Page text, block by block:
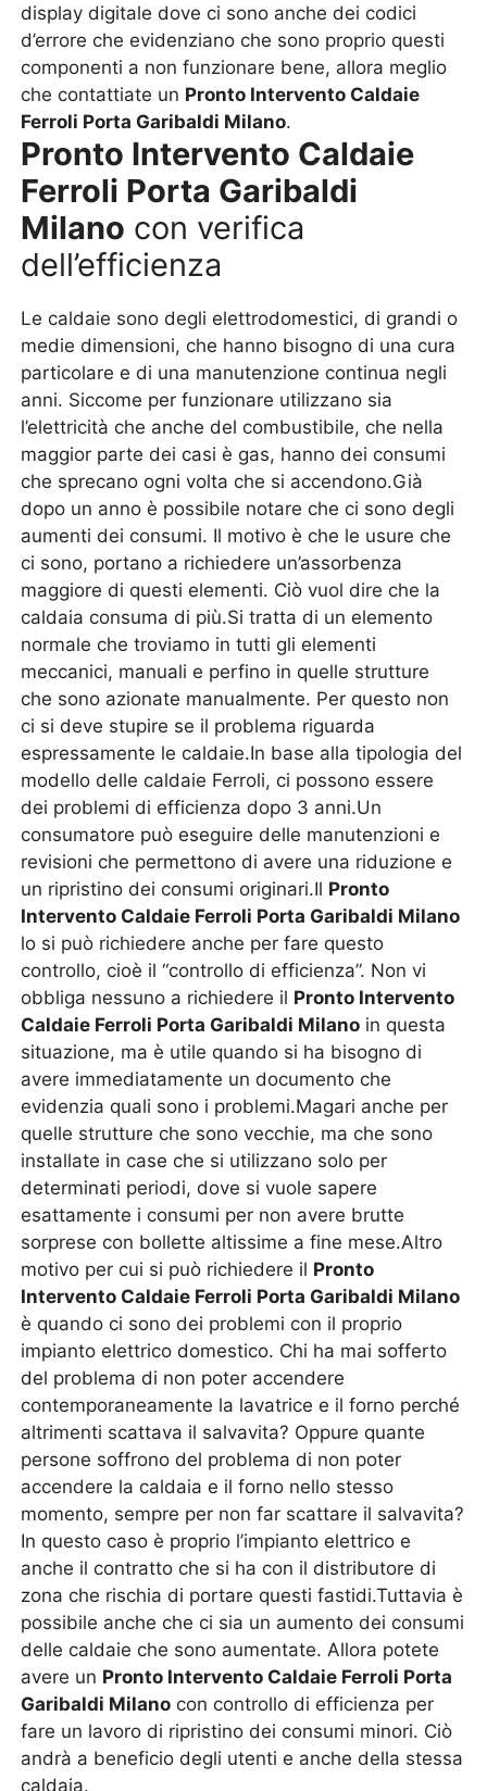
display digitale dove ci sono anche dei codici
d’errore che evidenziano che sono proprio questi
componenti a non funzionare bene, allora meglio
che contattiate un Pronto Intervento Caldaie
Ferroli Porta Garibaldi Milano.
Pronto Intervento Caldaie
Ferroli Porta Garibaldi
Milano con verifica
dell’efficienza
Le caldaie sono degli elettrodomestici, di grandi o
medie dimensioni, che hanno bisogno di una cura
particolare e di una manutenzione continua negli
anni. Siccome per funzionare utilizzano sia
l’elettricità che anche del combustibile, che nella
maggior parte dei casi è gas, hanno dei consumi
che sprecano ogni volta che si accendono.Già
dopo un anno è possibile notare che ci sono degli
aumenti dei consumi. Il motivo è che le usure che
ci sono, portano a richiedere un’assorbenza
maggiore di questi elementi. Ciò vuol dire che la
caldaia consuma di più.Si tratta di un elemento
normale che troviamo in tutti gli elementi
meccanici, manuali e perfino in quelle strutture
che sono azionate manualmente. Per questo non
ci si deve stupire se il problema riguarda
espressamente le caldaie.In base alla tipologia del
modello delle caldaie Ferroli, ci possono essere
dei problemi di efficienza dopo 3 anni.Un
consumatore può eseguire delle manutenzioni e
revisioni che permettono di avere una riduzione e
un ripristino dei consumi originari.Il Pronto
Intervento Caldaie Ferroli Porta Garibaldi Milano
lo si può richiedere anche per fare questo
controllo, cioè il “controllo di efficienza”. Non vi
obbliga nessuno a richiedere il Pronto Intervento
Caldaie Ferroli Porta Garibaldi Milano in questa
situazione, ma è utile quando si ha bisogno di
avere immediatamente un documento che
evidenzia quali sono i problemi.Magari anche per
quelle strutture che sono vecchie, ma che sono
installate in case che si utilizzano solo per
determinati periodi, dove si vuole sapere
esattamente i consumi per non avere brutte
sorprese con bollette altissime a fine mese.Altro
motivo per cui si può richiedere il Pronto
Intervento Caldaie Ferroli Porta Garibaldi Milano
è quando ci sono dei problemi con il proprio
impianto elettrico domestico. Chi ha mai sofferto
del problema di non poter accendere
contemporaneamente la lavatrice e il forno perché
altrimenti scattava il salvavita? Oppure quante
persone soffrono del problema di non poter
accendere la caldaia e il forno nello stesso
momento, sempre per non far scattare il salvavita?
In questo caso è proprio l’impianto elettrico e
anche il contratto che si ha con il distributore di
zona che rischia di portare questi fastidi.Tuttavia è
possibile anche che ci sia un aumento dei consumi
delle caldaie che sono aumentate. Allora potete
avere un Pronto Intervento Caldaie Ferroli Porta
Garibaldi Milano con controllo di efficienza per
fare un lavoro di ripristino dei consumi minori. Ciò
andrà a beneficio degli utenti e anche della stessa
caldaia.